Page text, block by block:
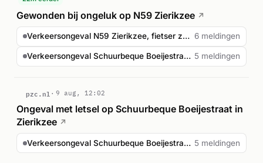
Gewonden bij ongeluk op N59 Zierikzee ↗
Verkeersongeval N59 Zierikzee, fietser zwaargewond 6 meldingen
Verkeersongeval Schuurbeque Boeijestraat Zierikzee 5 meldingen
pzc.nl 9 aug, 12:02
Ongeval met letsel op Schuurbeque Boeijestraat in
Zierikzee ↗
Verkeersongeval Schuurbeque Boeijestraat Zierikzee 5 meldingen